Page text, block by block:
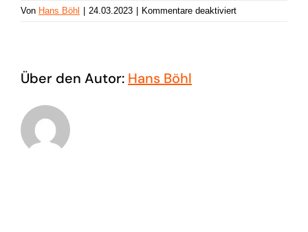
Von Hans Böhl 24.03.2023 Kommentare deaktiviertfür
Über den Autor: Hans Böhl